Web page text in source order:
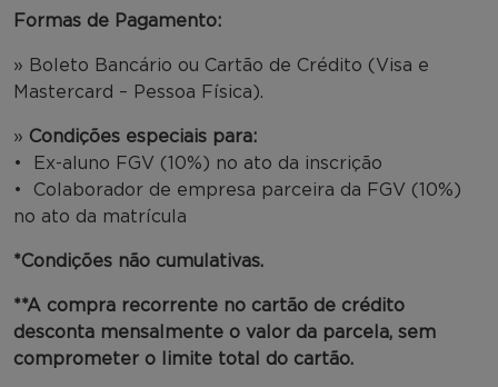
Formas de Pagamento:
» Boleto Bancário ou Cartão de Crédito (Visa e
Mastercard – Pessoa Física).
» Condições especiais para:
• Ex-aluno FGV (10%) no ato da inscrição
• Colaborador de empresa parceira da FGV (10%)
no ato da matrícula
*Condições não cumulativas.
**A compra recorrente no cartão de crédito
desconta mensalmente o valor da parcela, sem
comprometer o limite total do cartão.